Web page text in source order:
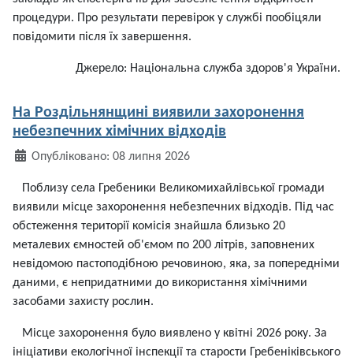
процедури. Про результати перевірок у службі пообіцяли
повідомити після їх завершення.
Джерело: Національна служба здоров'я України.
На Роздільнянщині виявили захоронення
небезпечних хімічних відходів
ДеталіОпубліковано: 08 липня 2026
Поблизу села Гребеники Великомихайлівської громади
виявили місце захоронення небезпечних відходів. Під час
обстеження території комісія знайшла близько 20
металевих ємностей об'ємом по 200 літрів, заповнених
невідомою пастоподібною речовиною, яка, за попередніми
даними, є непридатними до використання хімічними
засобами захисту рослин.
Місце захоронення було виявлено у квітні 2026 року. За
ініціативи екологічної інспекції та старости Гребеніківського